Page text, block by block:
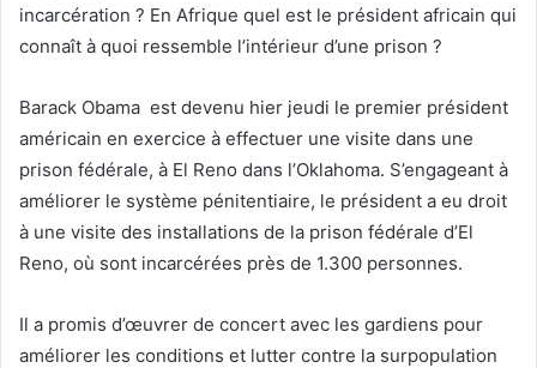
m
a
l
incarcération ? En Afrique quel est le président africain qui
connaît à quoi ressemble l’intérieur d’une prison ?
Barack Obama est devenu hier jeudi le premier président
américain en exercice à effectuer une visite dans une
prison fédérale, à El Reno dans l’Oklahoma. S’engageant à
améliorer le système pénitentiaire, le président a eu droit
à une visite des installations de la prison fédérale d’El
Reno, où sont incarcérées près de 1.300 personnes.
Il a promis d’œuvrer de concert avec les gardiens pour
améliorer les conditions et lutter contre la surpopulation